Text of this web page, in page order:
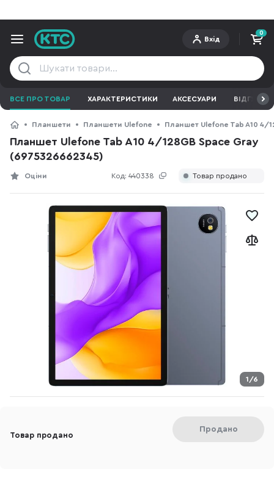
Вхід
0
ВСЕ ПРО ТОВАР ХАРАКТЕРИСТИКИ АКСЕСУАРИ ВІДГУКИ
Планшети Планшети Ulefone Планшет Ulefone Tab A10 4/
Планшет Ulefone Tab A10 4/128GB Space Gray
(6975326662345)
Код: 440338
Оціни Товар продано
1/6
Товар продано
Продано